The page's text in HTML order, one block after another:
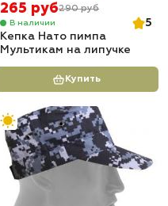
265 руб290 руб
В наличии
5
Кепка Нато пимпа
Мультикам на липучке
Купить